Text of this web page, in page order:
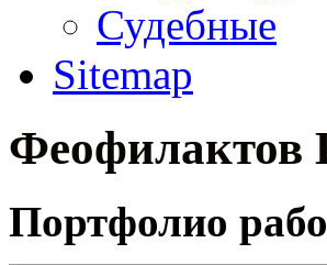
Судебные
Sitemap
Феофилактов
Портфолио